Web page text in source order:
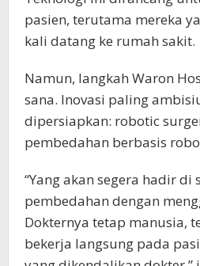
pasien, terutama mereka
kali datang ke rumah sakit.
Namun, langkah Waron
sana. Inovasi paling
dipersiapkan: robotic
pembedahan berbasis
“Yang akan segera hadir
pembedahan dengan
Dokternya tetap manusia,
bekerja langsung pada